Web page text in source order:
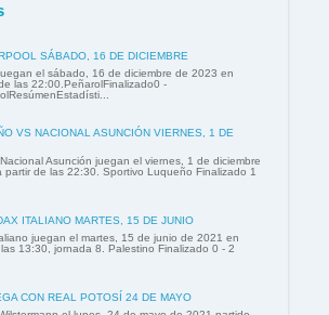
SÁBADO, 16 DE DICIEMBRE
el sábado, 16 de diciembre de 2023 en
las 22:00.PeñarolFinalizado0 -
VS NACIONAL ASUNCIÓN VIERNES, 1 DE
Asunción juegan el viernes, 1 de diciembre
de las 22:30. Sportivo Luqueño Finalizado 1
ITALIANO MARTES, 15 DE JUNIO
juegan el martes, 15 de junio de 2021 en
13:30, jornada 8. Palestino Finalizado 0 - 2
CON REAL POTOSÍ 24 DE MAYO